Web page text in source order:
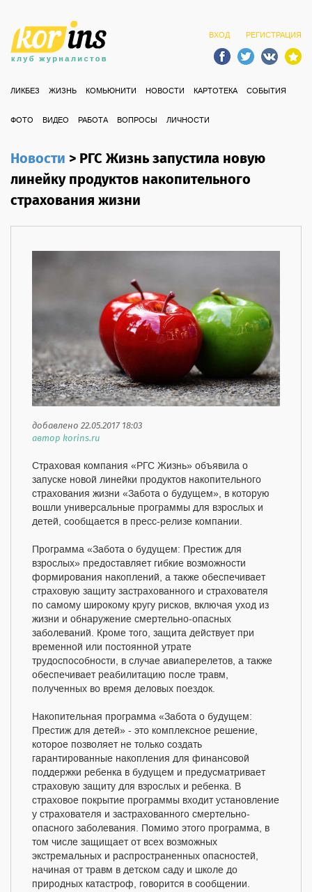
ВХОД РЕГИСТРАЦИЯ
ЛИКБЕЗ ЖИЗНЬ КОМЬЮНИТИ НОВОСТИ КАРТОТЕКА СОБЫТИЯ
ФОТО ВИДЕО РАБОТА ВОПРОСЫ ЛИЧНОСТИ
Новости>РГС Жизнь запустила новую
линейку продуктов накопительного
страхования жизни
добавлено 22.05.2017 18:03
автор korins.ru
Страховая компания «РГС Жизнь» объявила о
запуске новой линейки продуктов накопительного
страхования жизни «Забота о будущем», в которую
вошли универсальные программы для взрослых и
детей, сообщается в пресс-релизе компании.
Программа «Забота о будущем: Престиж для
взрослых» предоставляет гибкие возможности
формирования накоплений, а также обеспечивает
страховую защиту застрахованного и страхователя
по самому широкому кругу рисков, включая уход из
жизни и обнаружение смертельно-опасных
заболеваний. Кроме того, защита действует при
временной или постоянной утрате
трудоспособности, в случае авиаперелетов, а также
обеспечивает реабилитацию после травм,
полученных во время деловых поездок.
Накопительная программа «Забота о будущем:
Престиж для детей» - это комплексное решение,
которое позволяет не только создать
гарантированные накопления для финансовой
поддержки ребенка в будущем и предусматривает
страховую защиту для взрослых и ребенка. В
страховое покрытие программы входит установление
у страхователя и застрахованного смертельно-
опасного заболевания. Помимо этого программа, в
том числе защищает от всех возможных
экстремальных и распространенных опасностей,
начиная от травм в детском саду и школе до
природных катастроф, говорится в сообщении.